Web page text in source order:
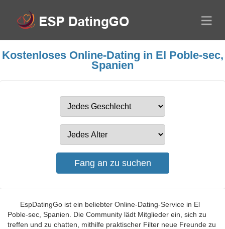
Kostenloses Online-Dating in El Poble-sec,
Spanien
EspDatingGo ist ein beliebter Online-Dating-Service in El
Poble-sec, Spanien. Die Community lädt Mitglieder ein, sich zu
treffen und zu chatten, mithilfe praktischer Filter neue Freunde zu